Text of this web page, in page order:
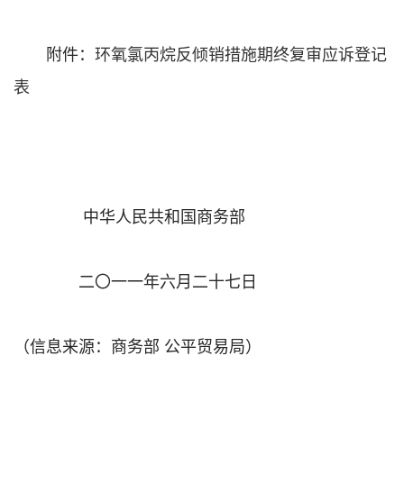
附件： 环氧氯丙烷反倾销措施期终复审应诉登记
表
中华人民共和国商务部
二〇一一年六月二十七日
（信息来源：商务部 公平贸易局）